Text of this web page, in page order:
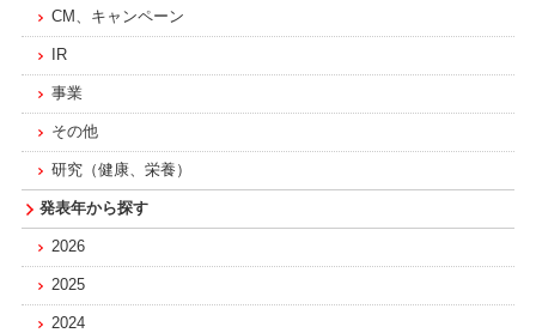
CM、キャンペーン
IR
事業
その他
研究（健康、栄養）
発表年から探す
2026
2025
2024